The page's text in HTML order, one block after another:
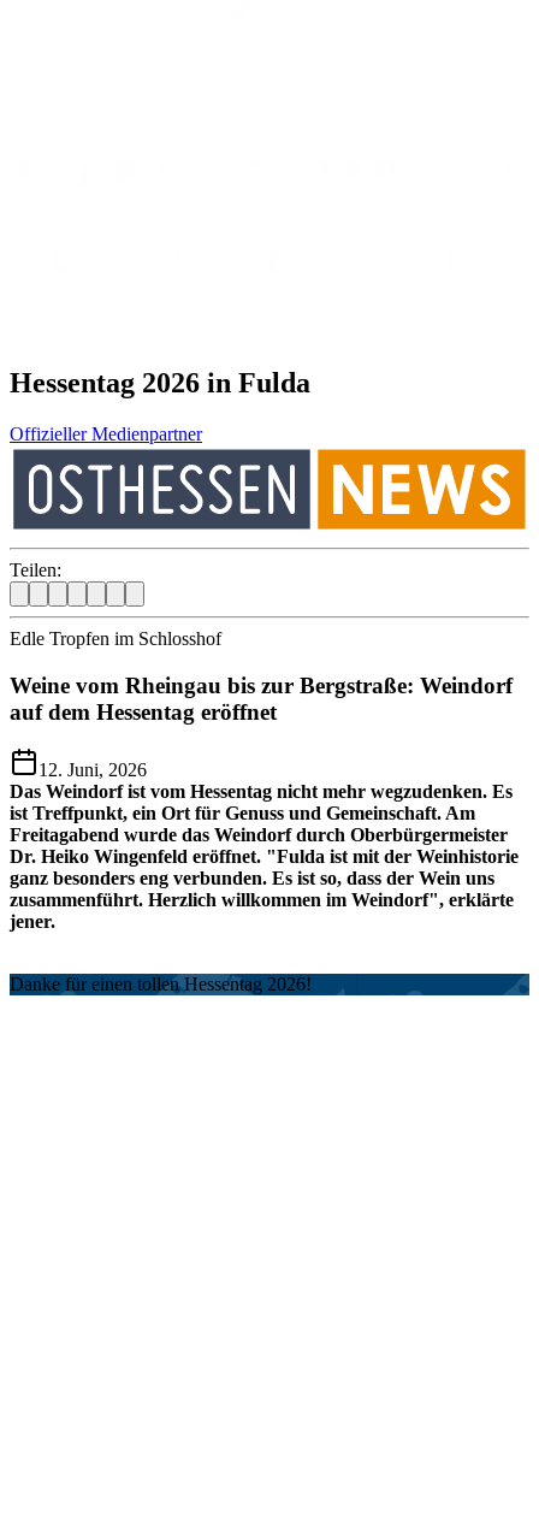
Hessentag 2026 in Fulda
Offizieller Medienpartner
Teilen:
Edle Tropfen im Schlosshof
Weine vom Rheingau bis zur Bergstraße: Weindorf
auf dem Hessentag eröffnet
12. Juni, 2026
Das Weindorf ist vom Hessentag nicht mehr wegzudenken. Es
ist Treffpunkt, ein Ort für Genuss und Gemeinschaft. Am
Freitagabend wurde das Weindorf durch Oberbürgermeister
Dr. Heiko Wingenfeld eröffnet. "Fulda ist mit der Weinhistorie
ganz besonders eng verbunden. Es ist so, dass der Wein uns
zusammenführt. Herzlich willkommen im Weindorf", erklärte
jener.
Danke für einen tollen Hessentag 2026!